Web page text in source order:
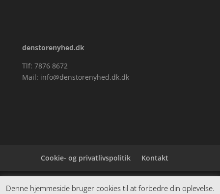
denstorenyhed.dk
Tlf: 7876 8672
Mail: info@denstorenyhed.dk.dk
Cookie- og privatlivspolitik Kontakt
Denne hjemmeside samler et bredt udvalg af
Denne hjemmeside bruger cookies til at forbedre din oplevelse.